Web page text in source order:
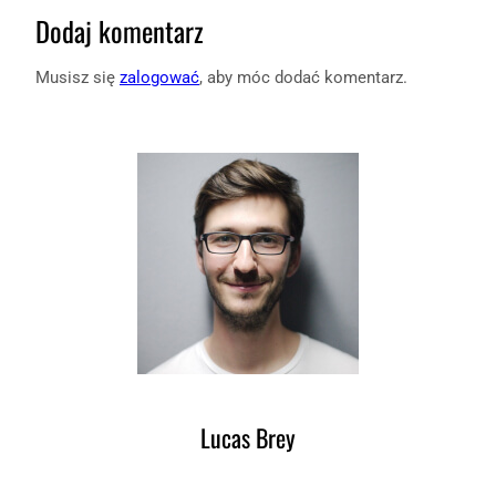
Dodaj komentarz
Musisz się zalogować, aby móc dodać komentarz.
Lucas Brey